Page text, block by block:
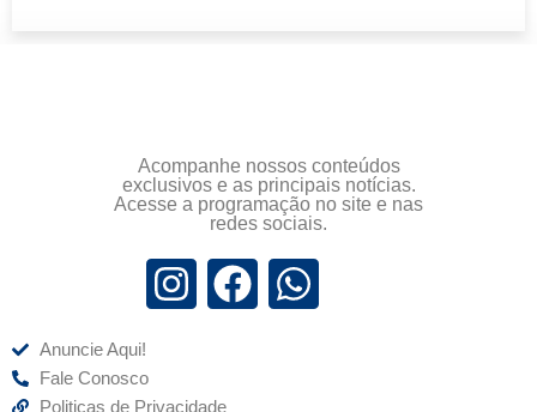
Acompanhe nossos conteúdos
exclusivos e as principais notícias.
Acesse a programação no site e nas
redes sociais.
Anuncie Aqui!
Fale Conosco
Politicas de Privacidade